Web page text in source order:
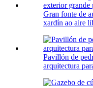
Gran fonte de
xardín ao aire
Pavillón de
arquitectura